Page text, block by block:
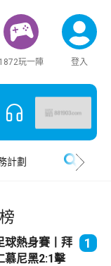
1872玩一陣 登入
計劃
球熱身賽丨拜
慕尼黑2:1擊
1